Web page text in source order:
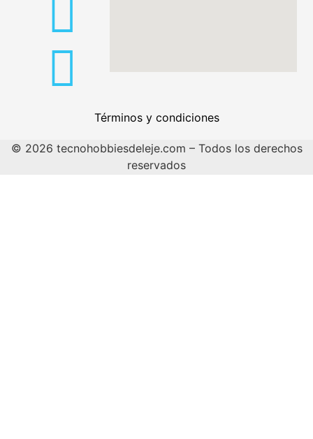
Términos y condiciones
© 2026 tecnohobbiesdeleje.com – Todos los derechos
reservados